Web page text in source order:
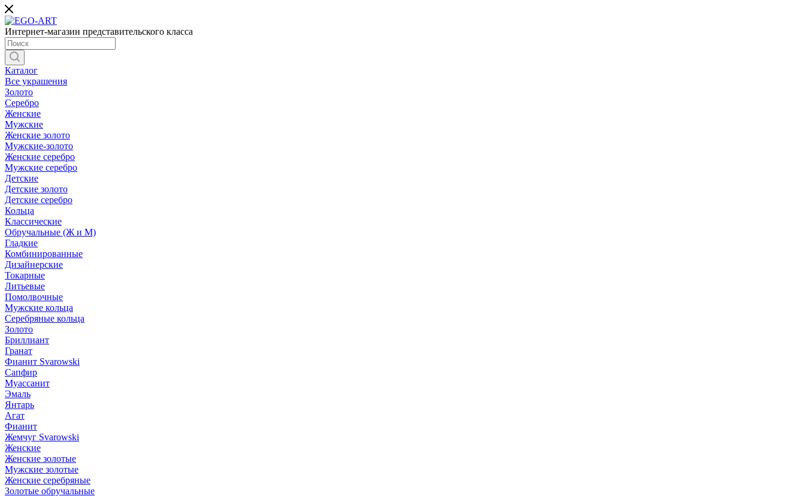
Интернет-магазин представительского класса
Каталог
Все украшения
Золото
Серебро
Женские
Мужские
Женские золото
Мужские-золото
Женские серебро
Мужские серебро
Детские
Детские золото
Детские серебро
Кольца
Классические
Обручальные (Ж и М)
Гладкие
Комбинированные
Дизайнерские
Токарные
Литьевые
Помолвочные
Мужские кольца
Серебряные кольца
Золото
Бриллиант
Гранат
Фианит Svarowski
Сапфир
Муассанит
Эмаль
Янтарь
Агат
Фианит
Жемчуг Svarowski
Женские
Женские золотые
Мужские золотые
Женские серебряные
Золотые обручальные